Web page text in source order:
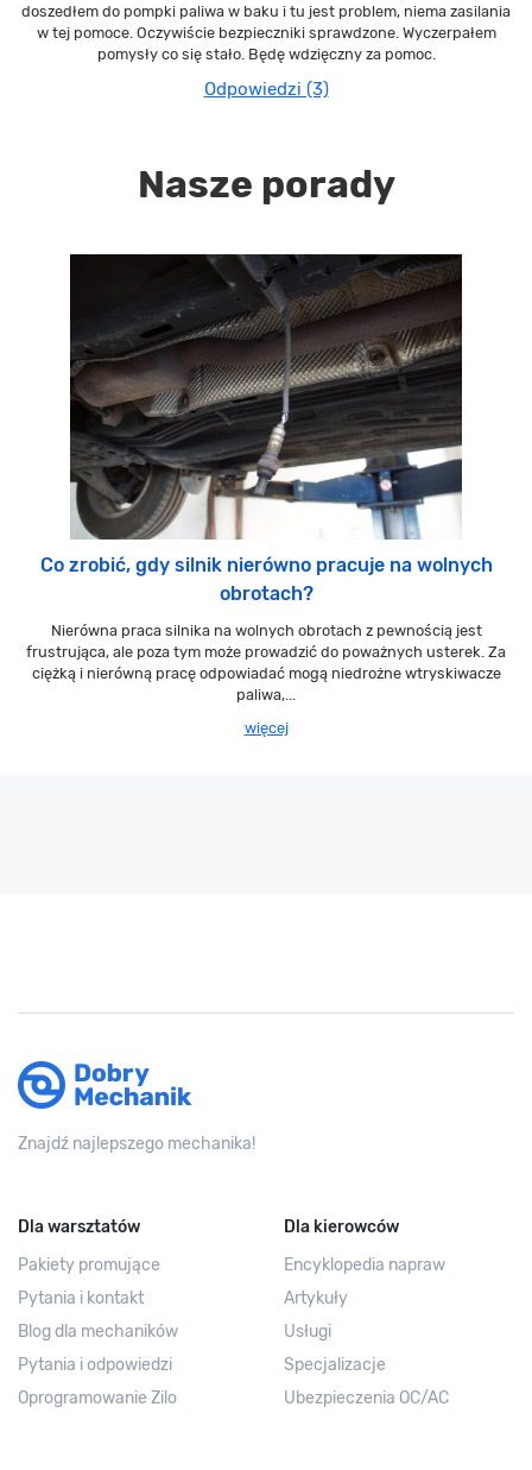
doszedłem do pompki paliwa w baku i tu jest problem, niema zasilania
w tej pomoce. Oczywiście bezpieczniki sprawdzone. Wyczerpałem
pomysły co się stało. Będę wdzięczny za pomoc.
Odpowiedzi (3)
Nasze porady
Co zrobić, gdy silnik nierówno pracuje na wolnych
obrotach?
Nierówna praca silnika na wolnych obrotach z pewnością jest
frustrująca, ale poza tym może prowadzić do poważnych usterek. Za
ciężką i nierówną pracę odpowiadać mogą niedrożne wtryskiwacze
paliwa,...
więcej
Znajdź najlepszego mechanika!
Dla warsztatów
Pakiety promujące
Pytania i kontakt
Blog dla mechaników
Pytania i odpowiedzi
Oprogramowanie Zilo
Dla kierowców
Encyklopedia napraw
Artykuły
Usługi
Specjalizacje
Ubezpieczenia OC/AC